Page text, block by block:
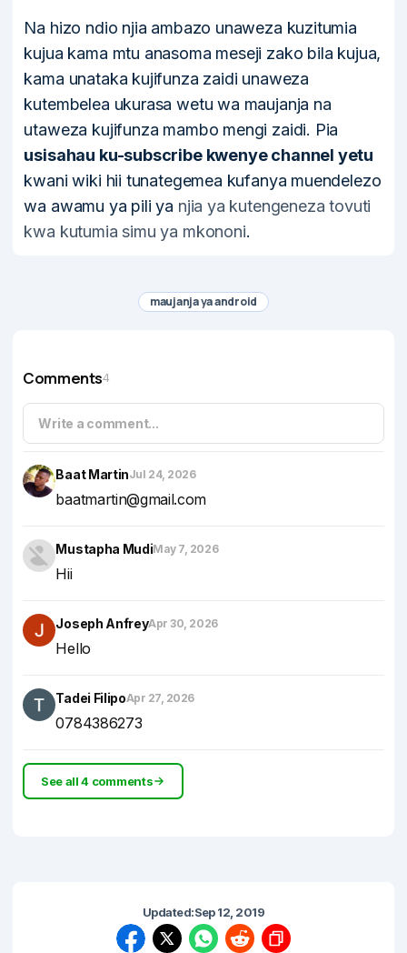
Na hizo ndio njia ambazo unaweza kuzitumia
kujua kama mtu anasoma meseji zako bila kujua,
kama unataka kujifunza zaidi unaweza
kutembelea ukurasa wetu wa maujanja na
utaweza kujifunza mambo mengi zaidi. Pia
usisahau ku-subscribe kwenye channel yetu
kwani wiki hii tunategemea kufanya muendelezo
wa awamu ya pili ya njia ya kutengeneza tovuti
kwa kutumia simu ya mkononi.
maujanja ya android
Comments4
Write a comment...
Baat MartinJul 24, 2026
baatmartin@gmail.com
Mustapha MudiMay 7, 2026
Hii
Joseph AnfreyApr 30, 2026
Hello
Tadei FilipoApr 27, 2026
0784386273
See all 4 comments
Updated:Sep 12, 2019